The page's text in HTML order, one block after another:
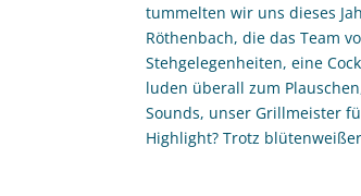
tummelten wir uns dieses
Röthenbach, die das Team
Stehgelegenheiten, eine
luden überall zum
Sounds, unser Grillmeister
Highlight? Trotz